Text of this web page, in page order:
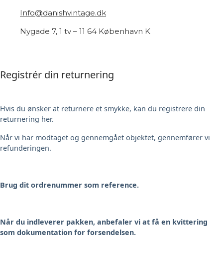
Info@danishvintage.dk
Nygade 7, 1 tv – 11 64 København K